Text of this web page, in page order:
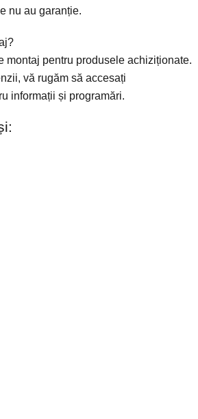
nu au garanție.
montaj pentru produsele achiziționate.
vă rugăm să accesați
informații și programări.